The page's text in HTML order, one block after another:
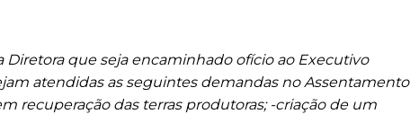
Diretora que seja encaminhado ofício ao Executivo
atendidas as seguintes demandas no Assentamento
recuperação das terras produtoras; -criação de um